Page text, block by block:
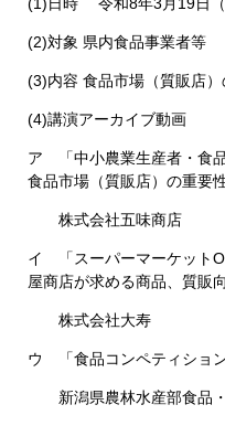
(1)日時 令和8年3月19日（
(2)対象 県内食品事業者等
(3)内容 食品市場（質販店
(4)講演アーカイブ動画
ア 「中小農業生産者・食
食品市場（質販店）の重要
株式会社五味商店
イ 「スーパーマーケット
屋商店が求める商品、質販
株式会社大寿
ウ 「食品コンペティション
新潟県農林水産部食品